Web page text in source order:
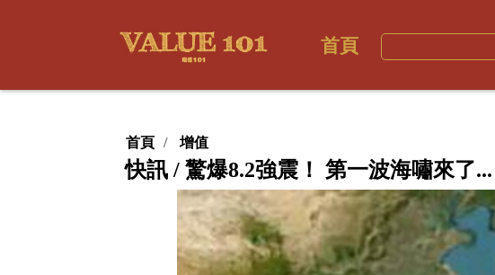
首頁
首頁 增值
快訊 / 驚爆8.2強震！ 第一波海嘯來了...